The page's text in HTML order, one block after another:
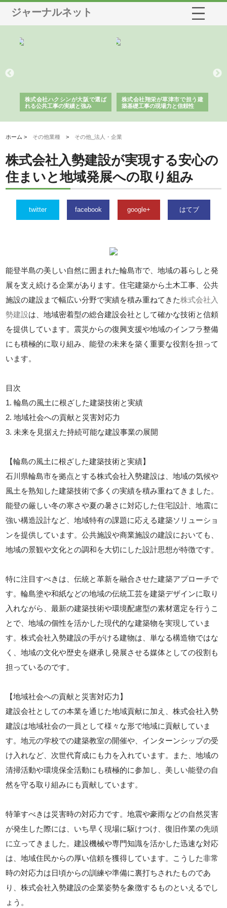
ジャーナルネット
株式会社ハクシンが大阪で選ば
れる公共工事の実績と強み
株式会社翔栄が草津市で担う建
築基礎工事の現場力と信頼性
ホーム > その他業種 > その他_法人・企業
株式会社入勢建設が実現する安心の
住まいと地域発展への取り組み
twitter facebook google+ はてブ
能登半島の美しい自然に囲まれた輪島市で、地域の暮らしと発
展を支え続ける企業があります。住宅建築から土木工事、公共
施設の建設まで幅広い分野で実績を積み重ねてきた株式会社入
勢建設は、地域密着型の総合建設会社として確かな技術と信頼
を提供しています。震災からの復興支援や地域のインフラ整備
にも積極的に取り組み、能登の未来を築く重要な役割を担って
います。
目次
1. 輪島の風土に根ざした建築技術と実績
2. 地域社会への貢献と災害対応力
3. 未来を見据えた持続可能な建設事業の展開
【輪島の風土に根ざした建築技術と実績】
石川県輪島市を拠点とする株式会社入勢建設は、地域の気候や
風土を熟知した建築技術で多くの実績を積み重ねてきました。
能登の厳しい冬の寒さや夏の暑さに対応した住宅設計、地震に
強い構造設計など、地域特有の課題に応える建築ソリューショ
ンを提供しています。公共施設や商業施設の建設においても、
地域の景観や文化との調和を大切にした設計思想が特徴です。
特に注目すべきは、伝統と革新を融合させた建築アプローチで
す。輪島塗や和紙などの地域の伝統工芸を建築デザインに取り
入れながら、最新の建築技術や環境配慮型の素材選定を行うこ
とで、地域の個性を活かした現代的な建築物を実現していま
す。株式会社入勢建設の手がける建物は、単なる構造物ではな
く、地域の文化や歴史を継承し発展させる媒体としての役割も
担っているのです。
【地域社会への貢献と災害対応力】
建設会社としての本業を通じた地域貢献に加え、株式会社入勢
建設は地域社会の一員として様々な形で地域に貢献していま
す。地元の学校での建築教室の開催や、インターンシップの受
け入れなど、次世代育成にも力を入れています。また、地域の
清掃活動や環境保全活動にも積極的に参加し、美しい能登の自
然を守る取り組みにも貢献しています。
特筆すべきは災害時の対応力です。地震や豪雨などの自然災害
が発生した際には、いち早く現場に駆けつけ、復旧作業の先頭
に立ってきました。建設機械や専門知識を活かした迅速な対応
は、地域住民からの厚い信頼を獲得しています。こうした非常
時の対応力は日頃からの訓練や準備に裏打ちされたものであ
り、株式会社入勢建設の企業姿勢を象徴するものといえるでし
ょう。